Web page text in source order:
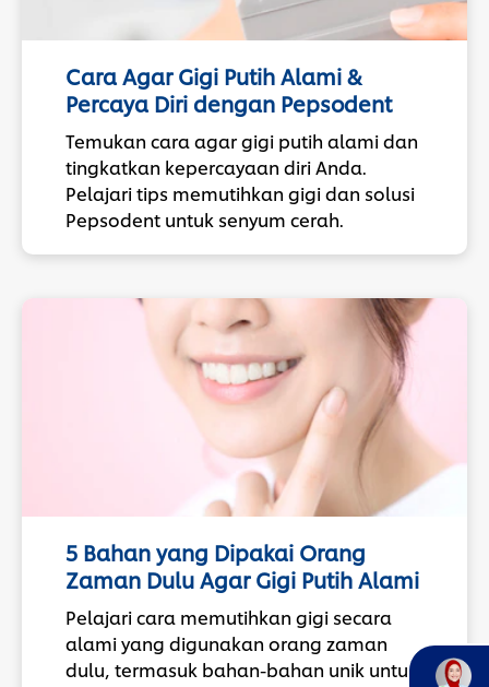
Cara Agar Gigi Putih Alami &
Percaya Diri dengan Pepsodent
Temukan cara agar gigi putih alami dan
tingkatkan kepercayaan diri Anda.
Pelajari tips memutihkan gigi dan solusi
Pepsodent untuk senyum cerah.
5 Bahan yang Dipakai Orang
Zaman Dulu Agar Gigi Putih Alami
Pelajari cara memutihkan gigi secara
alami yang digunakan orang zaman
dulu, termasuk bahan-bahan unik untuk